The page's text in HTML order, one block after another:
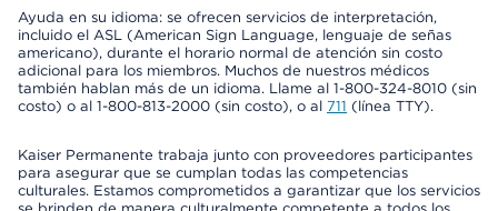
Ayuda en su idioma: se ofrecen servicios de interpretación,
incluido el ASL (American Sign Language, lenguaje de señas
americano), durante el horario normal de atención sin costo
adicional para los miembros. Muchos de nuestros médicos
también hablan más de un idioma. Llame al 1-800-324-8010 (sin
costo) o al 1-800-813-2000 (sin costo), o al 711 (línea TTY).
Kaiser Permanente trabaja junto con proveedores participantes
para asegurar que se cumplan todas las competencias
culturales. Estamos comprometidos a garantizar que los servicios